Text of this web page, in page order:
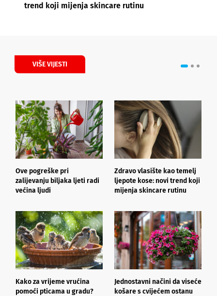
trend koji mijenja skincare rutinu
VIŠE VIJESTI
Ove pogreške pri
zalijevanju biljaka ljeti radi
većina ljudi
Zdravo vlasište kao temelj
ljepote kose: novi trend koji
mijenja skincare rutinu
Kako za vrijeme vrućina
pomoći pticama u gradu?
Jednostavni načini da viseće
košare s cvijećem ostanu